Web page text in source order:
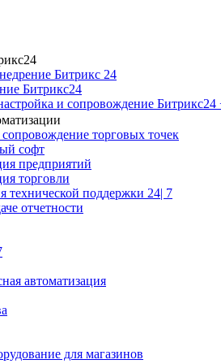
Битрикс 24
Битрикс24
и сопровождение
сопровождение торговых точек
софт
предприятий
торговли
технической поддержки 24| 7
отчетности
автоматизация
для магазинов